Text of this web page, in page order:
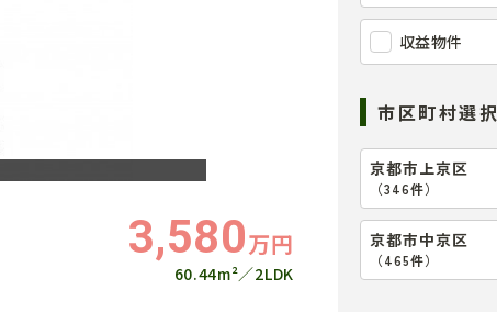
3,580万円
60.44m² 2LDK
収益物件
市区町村選択
京都市上京区
（346件）
京都市中京区
（465件）